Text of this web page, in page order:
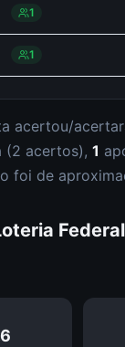
1
1
acertou/
(2 acertos), 1
foi de
Federal